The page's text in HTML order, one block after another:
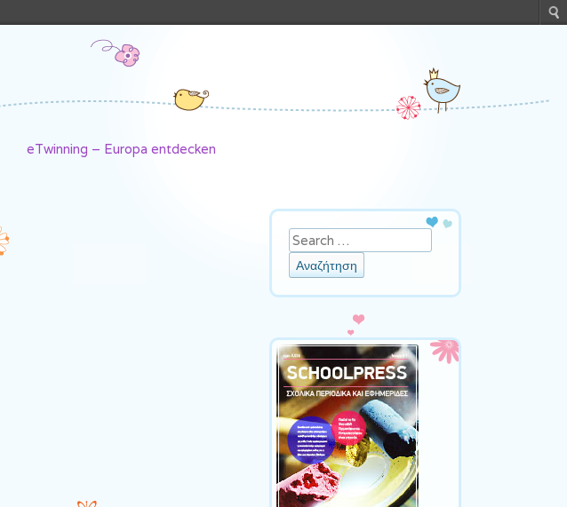
eTwinning – Europa entdecken
Αναζήτηση